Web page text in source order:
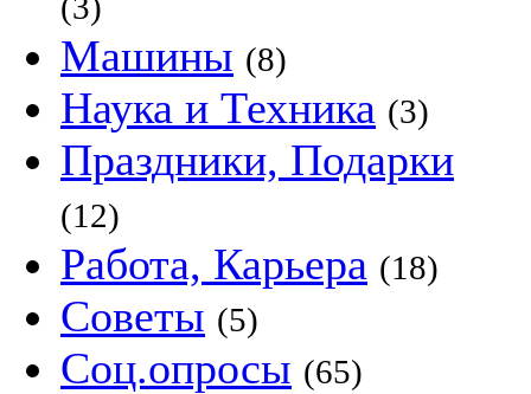
Машины (8)
Наука и Техника (3)
Праздники, Подарки
(12)
Работа, Карьера (18)
Советы (5)
Соц.опросы (65)